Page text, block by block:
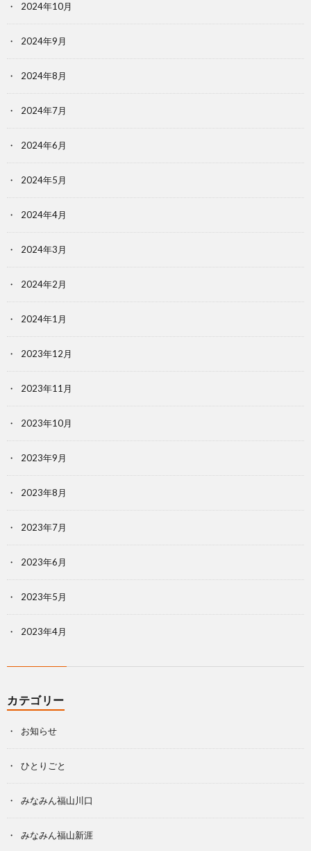
2024年10月
2024年9月
2024年8月
2024年7月
2024年6月
2024年5月
2024年4月
2024年3月
2024年2月
2024年1月
2023年12月
2023年11月
2023年10月
2023年9月
2023年8月
2023年7月
2023年6月
2023年5月
2023年4月
カテゴリー
お知らせ
ひとりごと
みなみん福山川口
みなみん福山新涯